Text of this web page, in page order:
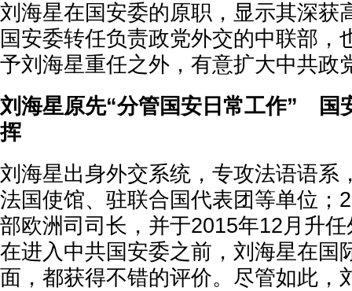
刘海星在国安委的原职，显示其深获
国安委转任负责政党外交的中联部，
予刘海星重任之外，有意扩大中共政
刘海星原先“分管国安日常工作” 国
挥
刘海星出身外交系统，专攻法语语系
法国使馆、驻联合国代表团等单位；
部欧洲司司长，并于2015年12月升
在进入中共国安委之前，刘海星在国
面，都获得不错的评价。尽管如此，